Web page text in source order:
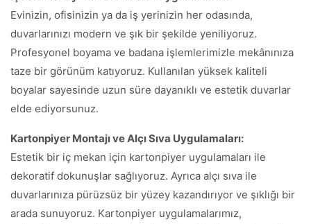
Evinizin, ofisinizin ya da iş yerinizin her odasında,
duvarlarınızı modern ve şık bir şekilde yeniliyoruz.
Profesyonel boyama ve badana işlemlerimizle mekânınıza
taze bir görünüm katıyoruz. Kullanılan yüksek kaliteli
boyalar sayesinde uzun süre dayanıklı ve estetik duvarlar
elde ediyorsunuz.
Kartonpiyer Montajı ve Alçı Sıva Uygulamaları:
Estetik bir iç mekan için kartonpiyer uygulamaları ile
dekoratif dokunuşlar sağlıyoruz. Ayrıca alçı sıva ile
duvarlarınıza pürüzsüz bir yüzey kazandırıyor ve şıklığı bir
arada sunuyoruz. Kartonpiyer uygulamalarımız,